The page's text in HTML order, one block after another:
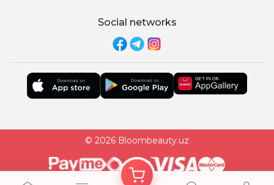
Social networks
© 2026 Bloombeauty.uz